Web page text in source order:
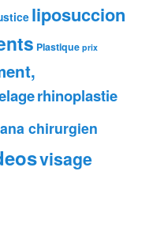
liposuccion
Plastique prix
rhinoplastie
chirurgien
visage